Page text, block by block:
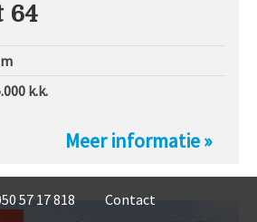
64
k.k.
Meer informatie »
57 17 818 Contact